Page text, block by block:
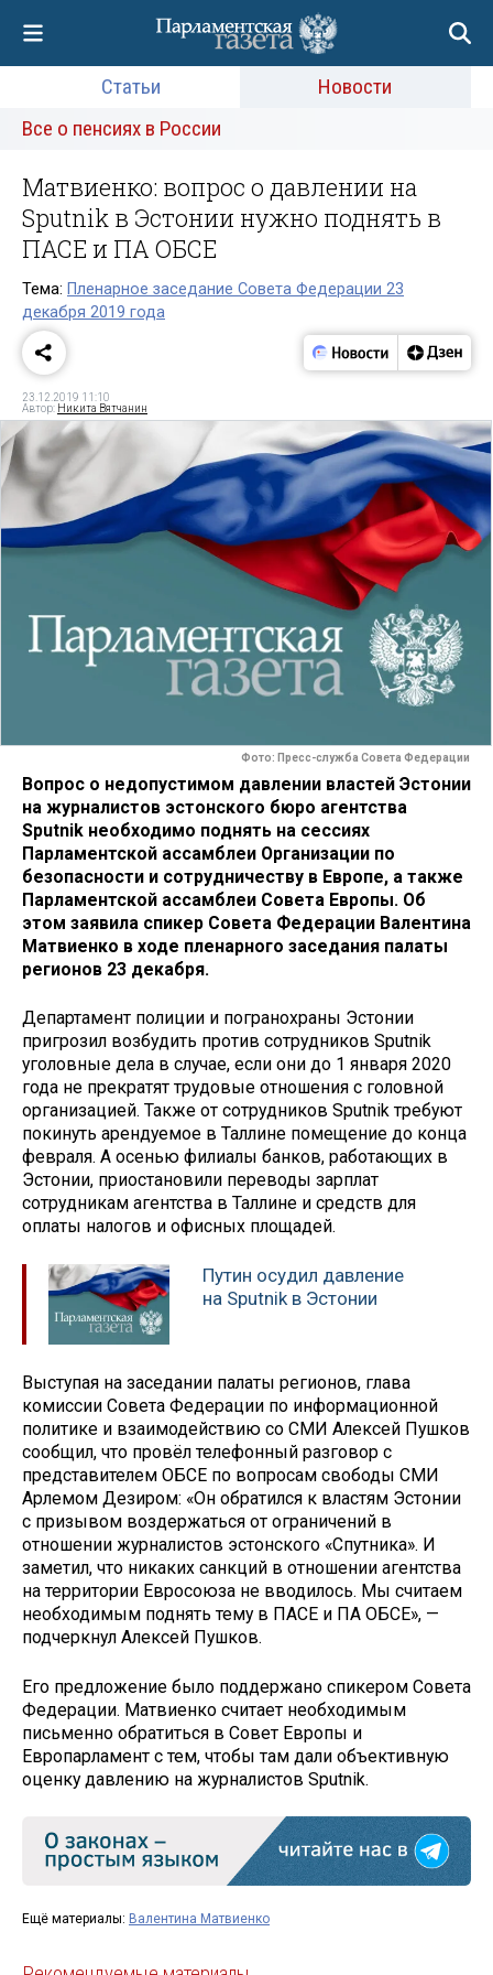
Статьи
Новости
Все о пенсиях в России
Матвиенко: вопрос о давлении на
Sputnik в Эстонии нужно поднять в
ПАСЕ и ПА ОБСЕ
Тема: Пленарное заседание Совета Федерации 23
декабря 2019 года
23.12.2019 11:10
Автор: Никита Вятчанин
Фото: Пресс-служба Совета Федерации
Вопрос о недопустимом давлении властей Эстонии
на журналистов эстонского бюро агентства
Sputnik необходимо поднять на сессиях
Парламентской ассамблеи Организации по
безопасности и сотрудничеству в Европе, а также
Парламентской ассамблеи Совета Европы. Об
этом заявила спикер Совета Федерации Валентина
Матвиенко в ходе пленарного заседания палаты
регионов 23 декабря.
Департамент полиции и погранохраны Эстонии
пригрозил возбудить против сотрудников Sputnik
уголовные дела в случае, если они до 1 января 2020
года не прекратят трудовые отношения с головной
организацией. Также от сотрудников Sputnik требуют
покинуть арендуемое в Таллине помещение до конца
февраля. А осенью филиалы банков, работающих в
Эстонии, приостановили переводы зарплат
сотрудникам агентства в Таллине и средств для
оплаты налогов и офисных площадей.
Путин осудил давление
на Sputnik в Эстонии
Выступая на заседании палаты регионов, глава
комиссии Совета Федерации по информационной
политике и взаимодействию со СМИ Алексей Пушков
сообщил, что провёл телефонный разговор с
представителем ОБСЕ по вопросам свободы СМИ
Арлемом Дезиром: «Он обратился к властям Эстонии
с призывом воздержаться от ограничений в
отношении журналистов эстонского «Спутника». И
заметил, что никаких санкций в отношении агентства
на территории Евросоюза не вводилось. Мы считаем
необходимым поднять тему в ПАСЕ и ПА ОБСЕ», —
подчеркнул Алексей Пушков.
Его предложение было поддержано спикером Совета
Федерации. Матвиенко считает необходимым
письменно обратиться в Совет Европы и
Европарламент с тем, чтобы там дали объективную
оценку давлению на журналистов Sputnik.
Ещё материалы: Валентина Матвиенко